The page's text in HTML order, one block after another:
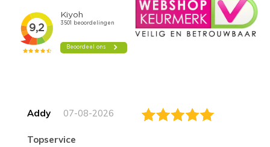
Addy 07-08-2026
topservice